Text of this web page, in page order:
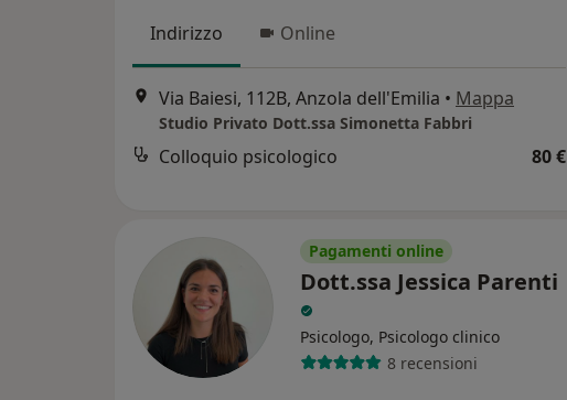
Indirizzo Online
Via Baiesi, 112B, Anzola dell'Emilia • Mappa
Studio Privato Dott.ssa Simonetta Fabbri
Colloquio psicologico 80 €
Pagamenti online
Dott.ssa Jessica Parenti
Psicologo, Psicologo clinico
8 recensioni